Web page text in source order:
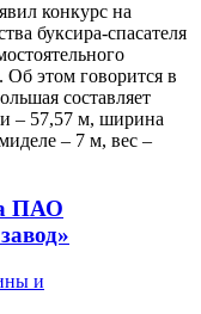
конкурс на
буксира-спасателя
Об этом говорится в
составляет
– 57,57 м, ширина
– 7 м, вес –
ПАО
и